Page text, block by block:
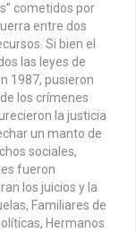
cometidos por
entre dos
Si bien el
las leyes de
1987, pusieron
los crímenes
la justicia
un manto de
sociales,
fueron
los juicios y la
Familiares de
Hermanos